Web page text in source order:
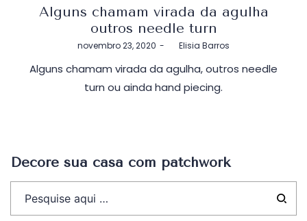
Alguns chamam virada da agulha
outros needle turn
Postado
novembro 23, 2020 byElisia Barros
Alguns chamam virada da agulha, outros needle
turn ou ainda hand piecing.
Decore sua casa com patchwork